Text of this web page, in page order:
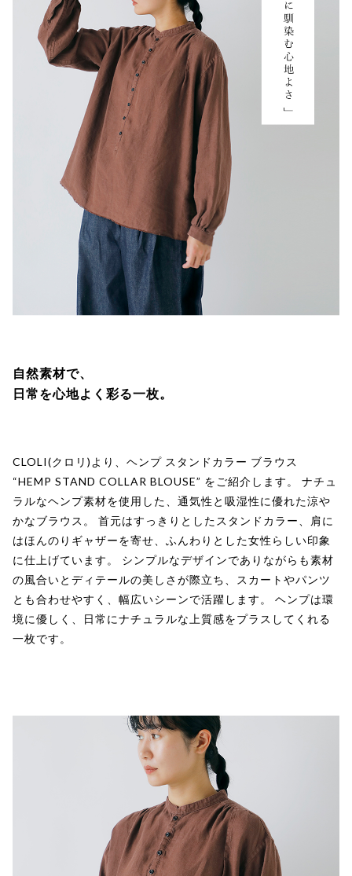
自然素材で、
日常を心地よく彩る一枚。
CLOLI(クロリ)より、ヘンプ スタンドカラー ブラウス
“HEMP STAND COLLAR BLOUSE” をご紹介します。 ナチュ
ラルなヘンプ素材を使用した、通気性と吸湿性に優れた涼や
かなブラウス。 首元はすっきりとしたスタンドカラー、肩に
はほんのりギャザーを寄せ、ふんわりとした女性らしい印象
に仕上げています。 シンプルなデザインでありながらも素材
の風合いとディテールの美しさが際立ち、スカートやパンツ
とも合わせやすく、幅広いシーンで活躍します。 ヘンプは環
境に優しく、日常にナチュラルな上質感をプラスしてくれる
一枚です。